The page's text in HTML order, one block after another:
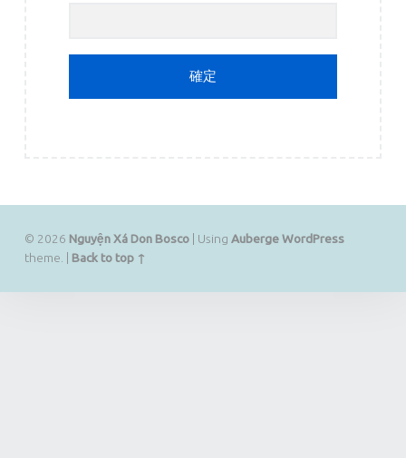
© 2026 Nguyện Xá Don Bosco Using AubergeWordPress
theme.
Back to top ↑